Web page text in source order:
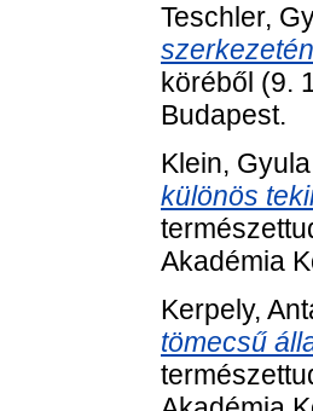
Teschler,
köréből (9.
Budapest.
Klein, Gyula
különös
Akadémia
Kerpely,
tömecsű